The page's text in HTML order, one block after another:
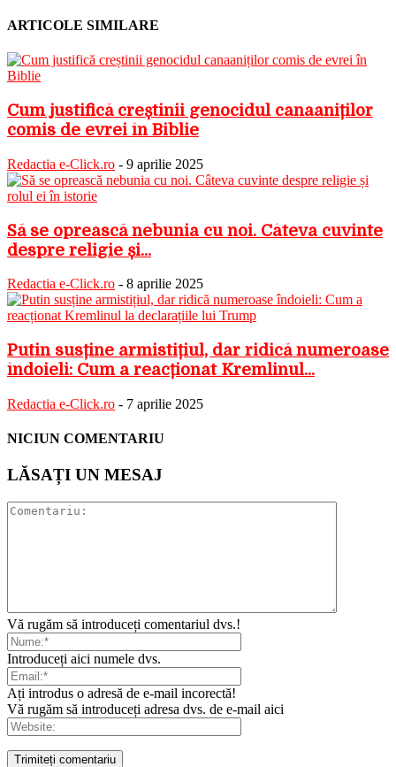
ARTICOLE SIMILARE
Cum justifică creștinii genocidul canaaniților
comis de evrei în Biblie
Redactia e-Click.ro - 9 aprilie 2025
Să se oprească nebunia cu noi. Câteva cuvinte
despre religie și...
Redactia e-Click.ro - 8 aprilie 2025
Putin susține armistițiul, dar ridică numeroase
îndoieli: Cum a reacționat Kremlinul...
Redactia e-Click.ro - 7 aprilie 2025
NICIUN COMENTARIU
LĂSAȚI UN MESAJ
Vă rugăm să introduceți comentariul dvs.!
Introduceți aici numele dvs.
Ați introdus o adresă de e-mail incorectă!
Vă rugăm să introduceți adresa dvs. de e-mail aici